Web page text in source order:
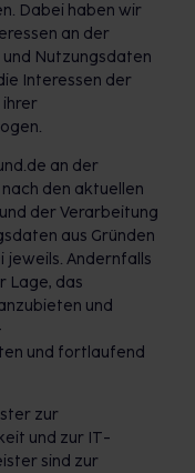
Dabei haben wir
an der
Nutzungsdaten
Interessen der
an der
den aktuellen
der Verarbeitung
aus Gründen
Andernfalls
Lage, das
und
und fortlaufend
zur
und zur IT-
sind zur